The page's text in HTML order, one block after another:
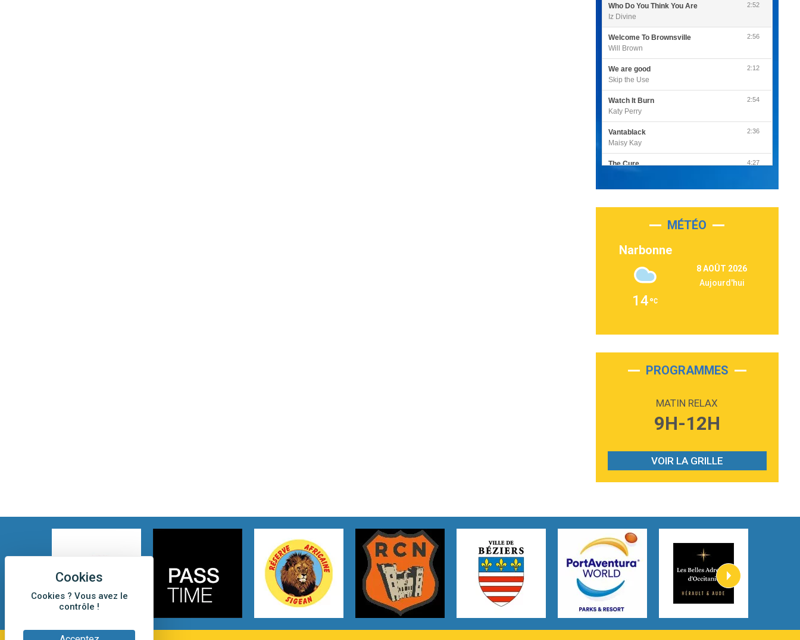
Cookies ? Vous avez le
contrôle !
augmenter
le
volume.
Who Do You Think You Are
Iz Divine
2:52
Welcome To Brownsville
Will Brown
2:56
We are good
Skip the Use
2:12
Watch It Burn
Katy Perry
2:54
Vantablack
Maisy Kay
2:36
The Cure
4:27
Luke Combs
Second Chance
Martin Garrix & Ed Sheeran
Alex Warren
On My Soul
2:28
Phoebe Bridgers
Gracie Abrams
Heaven On Your Mind
Kygo
Heart On Fire
Lovecats
Hate that i made you love me
Ariana Grande –
MÉTÉO
Narbonne
14
8 AOÛT 2026
Aujourd'hui
PROGRAMMES
MATIN RELAX
9H-12H
VOIR LA GRILLE